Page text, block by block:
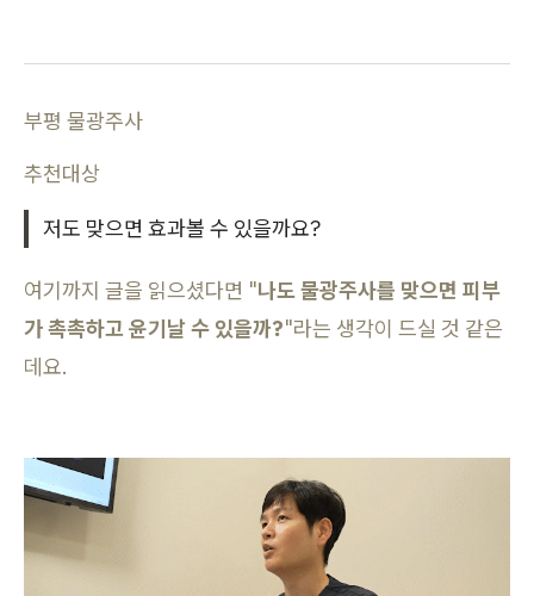
부평 물광주사
추천대상
저도 맞으면 효과볼 수 있을까요?
여기까지 글을 읽으셨다면 "나도 물광주사를 맞으면 피부
가 촉촉하고 윤기날 수 있을까?"라는 생각이 드실 것 같은
데요.